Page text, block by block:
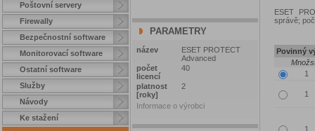
Poštovní servery
Firewally
Bezpečnostní software
Monitorovací software
Ostatní software
Služby
Návody
Ke stažení
PARAMETRY
název
ESET PROTECT
Advanced
počet
licencí
40
platnost
[roky]
2
Informace o výrobci
ESET
správě;
Povinný